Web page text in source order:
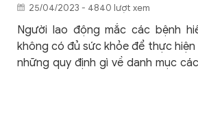
25/04/2023 - 4840 lượt xem
Người lao động mắc các bệnh
không có đủ sức khỏe để thực
những quy định gì về danh mục
đăng ký hưởng chính sách miễn